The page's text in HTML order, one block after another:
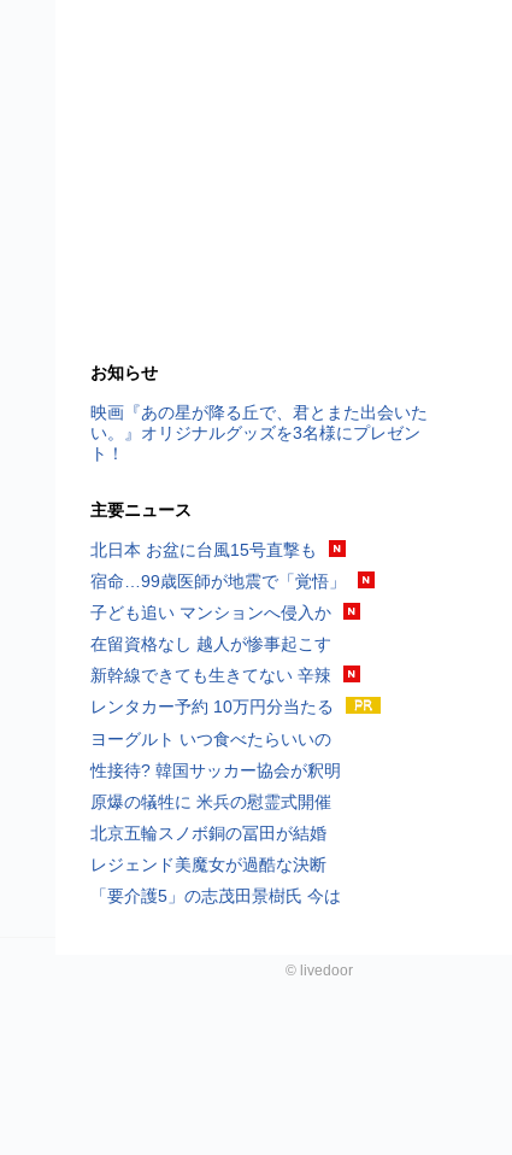
お知らせ
映画『あの星が降る丘で、君とまた出会いた
い。』オリジナルグッズを3名様にプレゼン
ト！
主要ニュース
北日本 お盆に台風15号直撃も
宿命…99歳医師が地震で「覚悟」
子ども追い マンションへ侵入か
在留資格なし 越人が惨事起こす
新幹線できても生きてない 辛辣
レンタカー予約 10万円分当たる
ヨーグルト いつ食べたらいいの
性接待? 韓国サッカー協会が釈明
原爆の犠牲に 米兵の慰霊式開催
北京五輪スノボ銅の冨田が結婚
レジェンド美魔女が過酷な決断
「要介護5」の志茂田景樹氏 今は
© livedoor